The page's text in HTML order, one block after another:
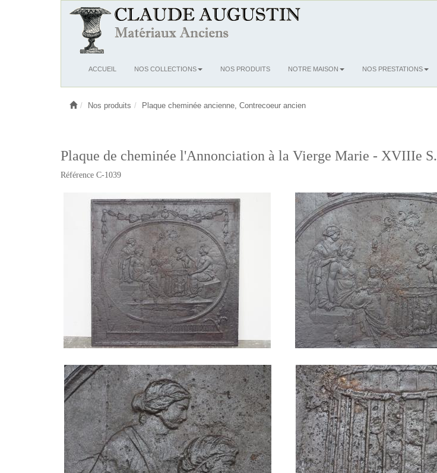
OuvrirACCUEIL NOS COLLECTIONS NOS PRODUITS NOTRE MAISON NOS PRESTATIONS
Nos produits Plaque cheminée ancienne, Contrecoeur ancien
Plaque de cheminée l'Annonciation à la Vierge Marie - XVIIIe S.
Référence C-1039